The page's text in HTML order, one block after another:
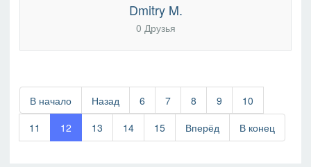
Dmitry M.
0 Друзья
В начало Назад 6 7 8 9
10
11
12 13 14 15 Вперёд В конец